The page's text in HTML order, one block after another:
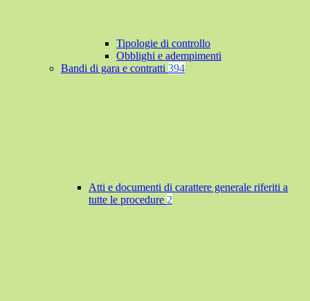
Tipologie di controllo
Obblighi e adempimenti
Bandi di gara e contratti 394
Atti e documenti di carattere generale riferiti a
tutte le procedure 2